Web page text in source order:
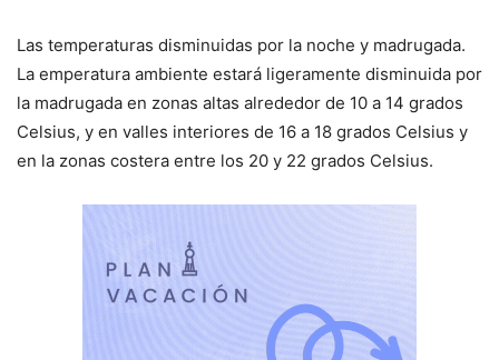
Las temperaturas disminuidas por la noche y madrugada.
La emperatura ambiente estará ligeramente disminuida por
la madrugada en zonas altas alrededor de 10 a 14 grados
Celsius, y en valles interiores de 16 a 18 grados Celsius y
en la zonas costera entre los 20 y 22 grados Celsius.